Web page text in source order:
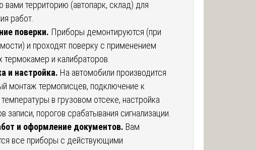
вами территорию (автопарк, склад) для
работ.
поверки. Приборы демонтируются (при
и проходят поверку с применением
термокамер и калибраторов.
и настройка. На автомобили производится
монтаж термописцев, подключение к
в грузовом отсеке, настройка
записи, порогов срабатывания сигнализации.
и оформление документов. Вам
все приборы с действующими